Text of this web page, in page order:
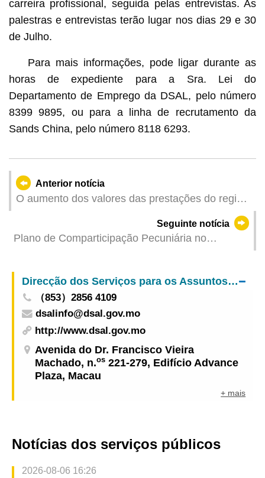
carreira profissional, seguida pelas entrevistas. As
palestras e entrevistas terão lugar nos dias 29 e 30
de Julho.
Para mais informações, pode ligar durante as
horas de expediente para a Sra. Lei do
Departamento de Emprego da DSAL, pelo número
8399 9895, ou para a linha de recrutamento da
Sands China, pelo número 8118 6293.
Anterior notícia
O aumento dos valores das prestações do regime
da segurança social tem efeitos retroactivos a 1
de Janeiro do corrente ano, com a diferença a
pagar em Julho
Seguinte notícia
Plano de Comparticipação Pecuniária no
Centro de Serviços da RAEM na Areia Preta
retoma o funcionamento de 2ª à 6ªfeira
Direcção dos Serviços para os Assuntos Laborais
（853）2856 4109
dsalinfo@dsal.gov.mo
http://www.dsal.gov.mo
Avenida do Dr. Francisco Vieira
Machado, n.os 221-279, Edifício Advance
Plaza, Macau
+ mais
Notícias dos serviços públicos
2026-08-06 16:26